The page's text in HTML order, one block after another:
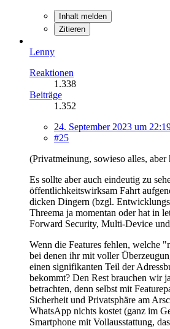
Inhalt melden
Zitieren
Lenny
Reaktionen
1.338
Beiträge
1.352
24. September 2023 um
#25
(Privatmeinung, sowieso alles,
Es sollte aber auch eindeutig zu
öffentlichkeitswirksam Fahrt
dicken Dingern (bzgl.
Threema ja momentan oder hat in
Forward Security, Multi-Device
Wenn die Features fehlen, welche
bei denen ihr mit voller
einen signifikanten Teil der
bekommt? Den Rest brauchen wir
betrachten, denn selbst mit
Sicherheit und Privatsphäre am
WhatsApp nichts kostet (ganz im
Smartphone mit Vollausstattung,